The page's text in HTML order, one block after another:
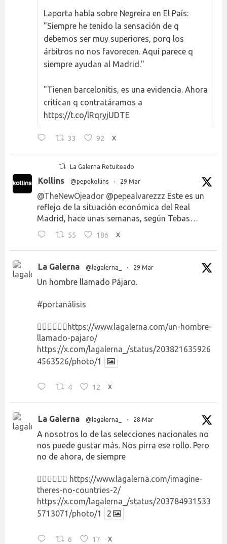
Laporta habla sobre Negreira en El País:
"Siempre he tenido la sensación de q
debemos ser muy superiores, porq los
árbitros no nos favorecen. Aquí parece q
siempre ayudan al Madrid."
"Tienen barcelonitis, es una evidencia. Ahora
critican q contratáramos a
https://t.co/lRqryjUDTE
33 92 X
La Galerna Retuiteado
Kollins @pepekollins · 29 Mar
@TheNewOjeador @pepealvarezzz Este es un
reflejo de la situación económica del Real
Madrid, hace unas semanas, según Tebas…
55 186 X
La Galerna @lagalerna_ · 29 Mar
Un hombre llamado Pájaro.
#portanálisis
👉🏻👉🏻👉🏻 https://www.lagalerna.com/un-hombre-
llamado-pajaro/
https://x.com/lagalerna_/status/203821635926
4563526/photo/1
4 12 X
La Galerna @lagalerna_ · 28 Mar
A nosotros lo de las selecciones nacionales no
nos puede gustar más. Nos pirra ese rollo. Pero
no de ahora, de siempre
👉🏻👉🏻👉🏻 https://www.lagalerna.com/imagine-
theres-no-countries-2/
https://x.com/lagalerna_/status/203784931533
5713071/photo/1
2
6 17 X